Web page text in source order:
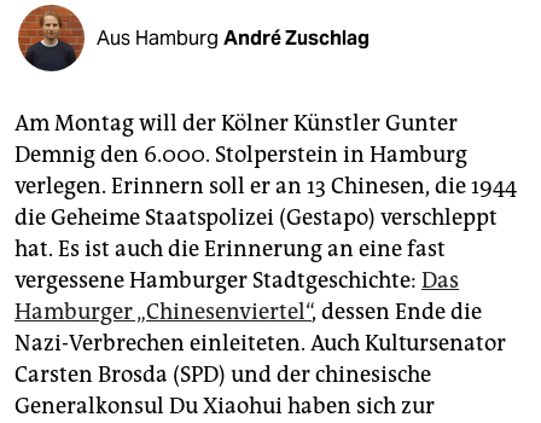
shop
fragen & hilfe
unterstützen
abo
genossenschaft
epaper login
Aus Hamburg André Zuschlag
Am Montag will der Kölner Künstler Gunter
Demnig den 6.000. Stolperstein in Hamburg
verlegen. Erinnern soll er an 13 Chinesen, die 1944
die Geheime Staatspolizei (Gestapo) verschleppt
hat. Es ist auch die Erinnerung an eine fast
vergessene Hamburger Stadtgeschichte: Das
Hamburger „Chinesenviertel“, dessen Ende die
Nazi-Verbrechen einleiteten. Auch Kultursenator
Carsten Brosda (SPD) und der chinesische
Generalkonsul Du Xiaohui haben sich zur